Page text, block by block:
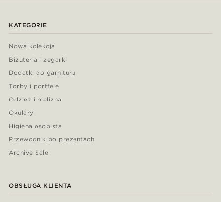
KATEGORIE
Nowa kolekcja
Biżuteria i zegarki
Dodatki do garnituru
Torby i portfele
Odzież i bielizna
Okulary
Higiena osobista
Przewodnik po prezentach
Archive Sale
OBSŁUGA KLIENTA